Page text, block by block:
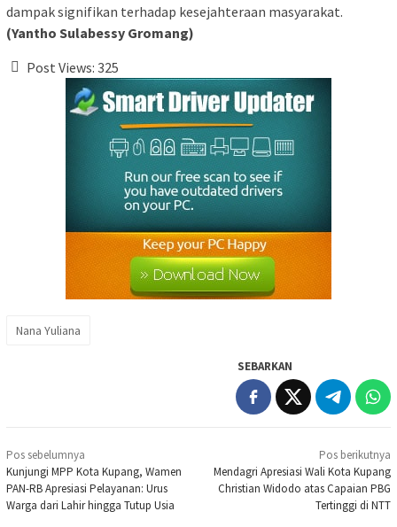
dampak signifikan terhadap kesejahteraan masyarakat.
(Yantho Sulabessy Gromang)
Post Views: 325
Nana Yuliana
SEBARKAN
Navigasi
pos
Pos sebelumnya
Kunjungi MPP Kota Kupang, Wamen
PAN-RB Apresiasi Pelayanan: Urus
Warga dari Lahir hingga Tutup Usia
Pos berikutnya
Mendagri Apresiasi Wali Kota Kupang
Christian Widodo atas Capaian PBG
Tertinggi di NTT